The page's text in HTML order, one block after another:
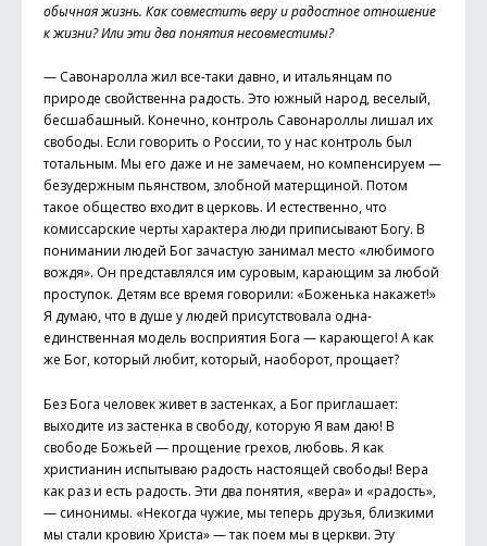
обычная жизнь. Как совместить веру и радостное отношение
к жизни? Или эти два понятия несовместимы?
— Савонаролла жил все-таки давно, и итальянцам по
природе свойственна радость. Это южный народ, веселый,
бесшабашный. Конечно, контроль Савонароллы лишал их
свободы. Если говорить о России, то у нас контроль был
тотальным. Мы его даже и не замечаем, но компенсируем —
безудержным пьянством, злобной матерщиной. Потом
такое общество входит в церковь. И естественно, что
комиссарские черты характера люди приписывают Богу. В
понимании людей Бог зачастую занимал место «любимого
вождя». Он представлялся им суровым, карающим за любой
проступок. Детям все время говорили: «Боженька накажет!»
Я думаю, что в душе у людей присутствовала одна-
единственная модель восприятия Бога — карающего! А как
же Бог, который любит, который, наоборот, прощает?
Без Бога человек живет в застенках, а Бог приглашает:
выходите из застенка в свободу, которую Я вам даю! В
свободе Божьей — прощение грехов, любовь. Я как
христианин испытываю радость настоящей свободы! Вера
как раз и есть радость. Эти два понятия, «вера» и «радость»,
— синонимы. «Некогда чужие, мы теперь друзья, близкими
мы стали кровию Христа» — так поем мы в церкви. Эту